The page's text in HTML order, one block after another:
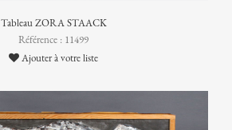
Tableau ZORA STAACK
Référence : 11499
Ajouter à votre liste